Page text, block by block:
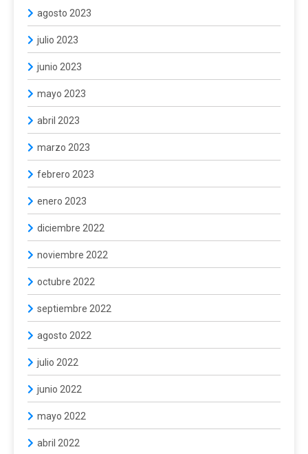
agosto 2023
julio 2023
junio 2023
mayo 2023
abril 2023
marzo 2023
febrero 2023
enero 2023
diciembre 2022
noviembre 2022
octubre 2022
septiembre 2022
agosto 2022
julio 2022
junio 2022
mayo 2022
abril 2022